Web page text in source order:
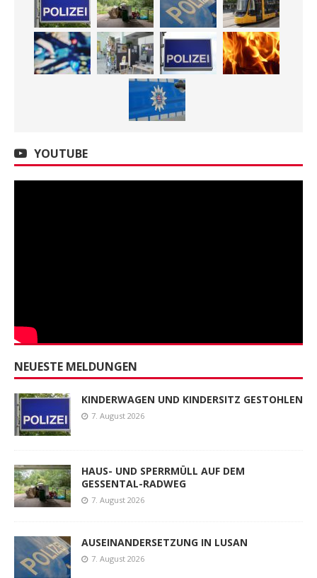
YOUTUBE
NEUESTE MELDUNGEN
KINDERWAGEN UND KINDERSITZ GESTOHLEN
7. August 2026
HAUS- UND SPERRMÜLL AUF DEM
GESSENTAL-RADWEG
7. August 2026
AUSEINANDERSETZUNG IN LUSAN
7. August 2026